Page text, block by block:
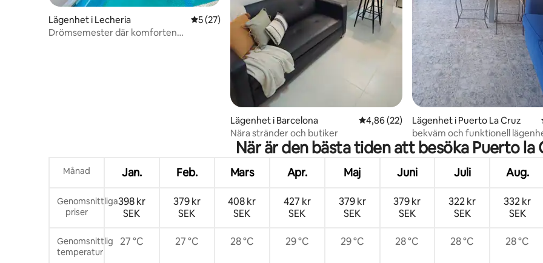
Lägenhet i Lecheria 5 av 5 i genomsnittligt betyg, 27 omdömen
5 (27)
Drömsemester där komforten
Lägenhet i Barcelona 4,86 av 5 i genomsnittligt betyg, 22
4,86 (22)
Nära stränder och butiker
Lägenhet i Puerto La Cruz
bekväm och funktionell
När är den bästa tiden att besöka Puerto la
Månad Jan. Feb. Mars Apr. Maj Juni Juli Aug.
Genomsnittliga
priser
398 kr
SEK
379 kr
SEK
408 kr
SEK
427 kr
SEK
379 kr
SEK
379 kr
SEK
322 kr
SEK
332 kr
SEK
Genomsnittlig
temperatur
27 °C 27 °C 28 °C 29 °C 29 °C 28 °C 28 °C 28 °C